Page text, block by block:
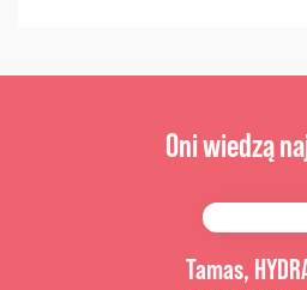
Oni wiedzą
Tamas,